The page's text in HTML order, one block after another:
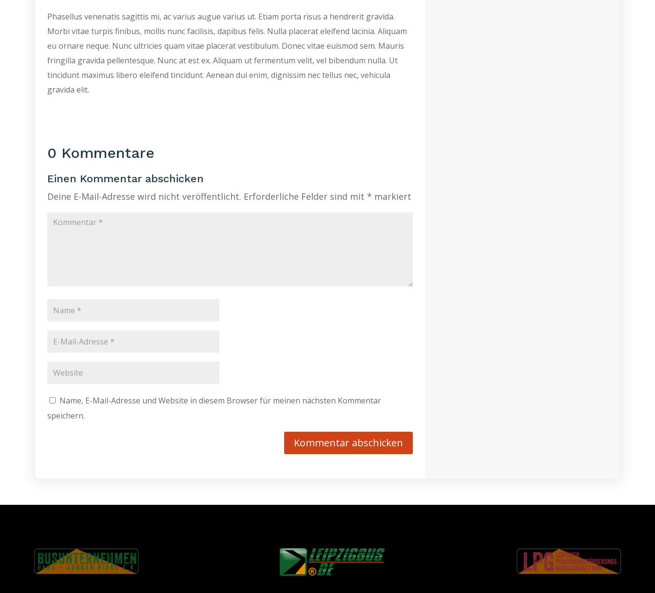
Phasellus venenatis sagittis mi, ac varius augue varius ut. Etiam porta risus a hendrerit gravida.
Morbi vitae turpis finibus, mollis nunc facilisis, dapibus felis. Nulla placerat eleifend lacinia. Aliquam
eu ornare neque. Nunc ultricies quam vitae placerat vestibulum. Donec vitae euismod sem. Mauris
fringilla gravida pellentesque. Nunc at est ex. Aliquam ut fermentum velit, vel bibendum nulla. Ut
tincidunt maximus libero eleifend tincidunt. Aenean dui enim, dignissim nec tellus nec, vehicula
gravida elit.
0 Kommentare
Einen Kommentar abschicken
Deine E-Mail-Adresse wird nicht veröffentlicht. Erforderliche Felder sind mit * markiert
Name, E-Mail-Adresse und Website in diesem Browser für meinen nächsten Kommentar
speichern.
Kommentar abschicken